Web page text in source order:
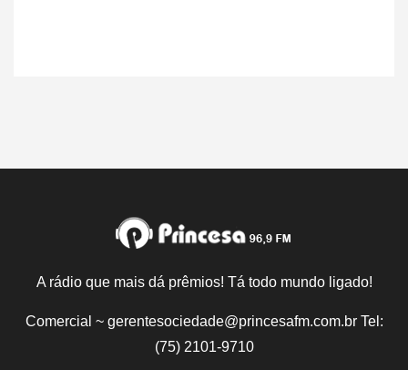
A rádio que mais dá prêmios! Tá todo mundo ligado!
Comercial ~ gerentesociedade@princesafm.com.br Tel:
(75) 2101-9710